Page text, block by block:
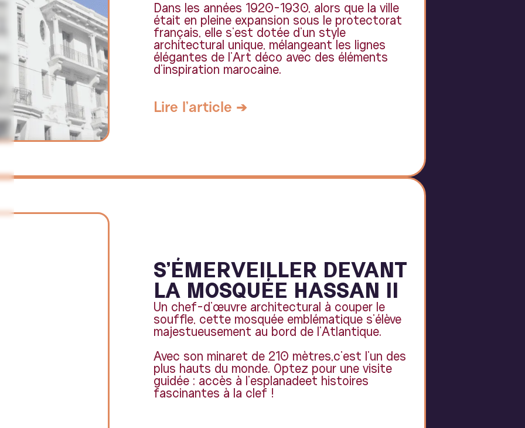
Dans les années 1920-1930, alors que la ville
était en pleine expansion sous le protectorat
français, elle s'est dotée d'un style
architectural unique, mélangeant les lignes
élégantes de l'Art déco avec des éléments
d'inspiration marocaine.
Lire l'article ➔
S’ÉMERVEILLER DEVANT
LA MOSQUÉE HASSAN II
Un chef-d'œuvre architectural à couper le
souffle, cette mosquée emblématique s’élève
majestueusement au bord de l’Atlantique.
Avec son minaret de 210 mètres,c’est l’un des
plus hauts du monde. Optez pour une visite
guidée : accès à l’esplanadeet histoires
fascinantes à la clef !